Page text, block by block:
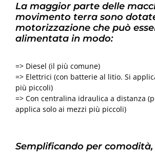
La maggior parte delle
movimento terra sono
motorizzazione che può
alimentata in modo:
=> Diesel (il più comune)
=> Elettrici (con batterie al litio. Si
più piccoli)
=> Con centralina idraulica a distanza
applica solo ai mezzi più piccoli)
Semplificando per